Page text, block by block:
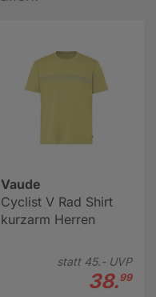
Vaude
Cyclist V Rad Shirt
kurzarm Herren
statt 45.-UVP
38.99